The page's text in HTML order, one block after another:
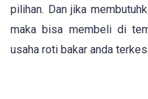
pilihan. Dan jika
maka bisa membeli di
usaha roti bakar anda